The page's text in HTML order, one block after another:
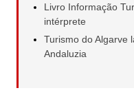
Livro Informação
intérprete
Turismo do Algarve
Andaluzia